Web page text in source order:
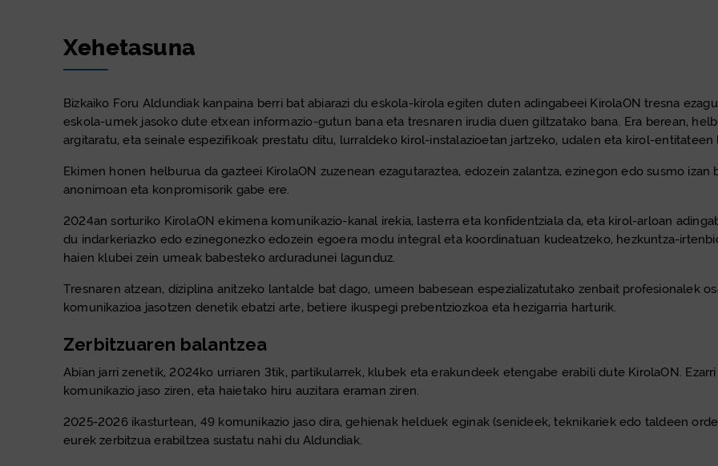
Xehetasuna
Bizkaiko Foru Aldundiak kanpaina berri bat abiarazi du eskola-kirola egiten duten adingabeei KirolaON tresna
eskola-umek jasoko dute etxean informazio-gutun bana eta tresnaren irudia duen giltzatako bana. Era berean,
argitaratu, eta seinale espezifikoak prestatu ditu, lurraldeko kirol-instalazioetan jartzeko, udalen eta kirol-entitateen
Ekimen honen helburua da gazteei KirolaON zuzenean ezagutaraztea, edozein zalantza, ezinegon edo susmo
anonimoan eta konpromisorik gabe ere.
2024an sorturiko KirolaON ekimena komunikazio-kanal irekia, lasterra eta konfidentziala da, eta kirol-arloan
du indarkeriazko edo ezinegonezko edozein egoera modu integral eta koordinatuan kudeatzeko, hezkuntza-
haien klubei zein umeak babesteko arduradunei lagunduz.
Tresnaren atzean, diziplina anitzeko lantalde bat dago, umeen babesean espezializatutako zenbait profesionalek
komunikazioa jasotzen denetik ebatzi arte, betiere ikuspegi prebentziozkoa eta hezigarria harturik.
Zerbitzuaren balantzea
Abian jarri zenetik, 2024ko urriaren 3tik, partikularrek, klubek eta erakundeek etengabe erabili dute KirolaON.
komunikazio jaso ziren, eta haietako hiru auzitara eraman ziren.
2025-2026 ikasturtean, 49 komunikazio jaso dira, gehienak helduek eginak (senideek, teknikariek edo taldeen
eurek zerbitzua erabiltzea sustatu nahi du Aldundiak.